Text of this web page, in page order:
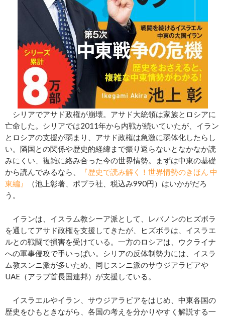
シリアでアサド政権が崩壊。アサド大統領は家族とロシアに
亡命した。シリアでは2011年から内戦が続いていたが、イラン
とロシアの支援が弱まり、アサド政権は急激に弱体化したらし
い。隣国との関係や歴史的経緯まで振り返らないとなかなか読
みにくい、複雑に絡み合った今の世界情勢。まずは中東の基礎
から読んでみるなら、
『歴史で読み解く！世界情勢のきほん 中
東編』
（池上彰著、ポプラ社、税込み990円）はいかがだろ
う。
イランは、イスラム教シーア派として、レバノンのヒズボラ
を通してアサド政権を支援してきたが、ヒズボラは、イスラエ
ルとの戦闘で損害を受けている。一方のロシアは、ウクライナ
への軍事侵攻で手いっぱい。シリアの反体制勢力には、イスラ
ム教スンニ派が多いため、同じスンニ派のサウジアラビアや
UAE（アラブ首長国連邦）が支援している。
イスラエルやイラン、サウジアラビアをはじめ、中東各国の
歴史をひもときながら、各国の考えを分かりやすく解説する一